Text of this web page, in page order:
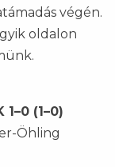
végén.
oldalon
(1–0)
Öhling